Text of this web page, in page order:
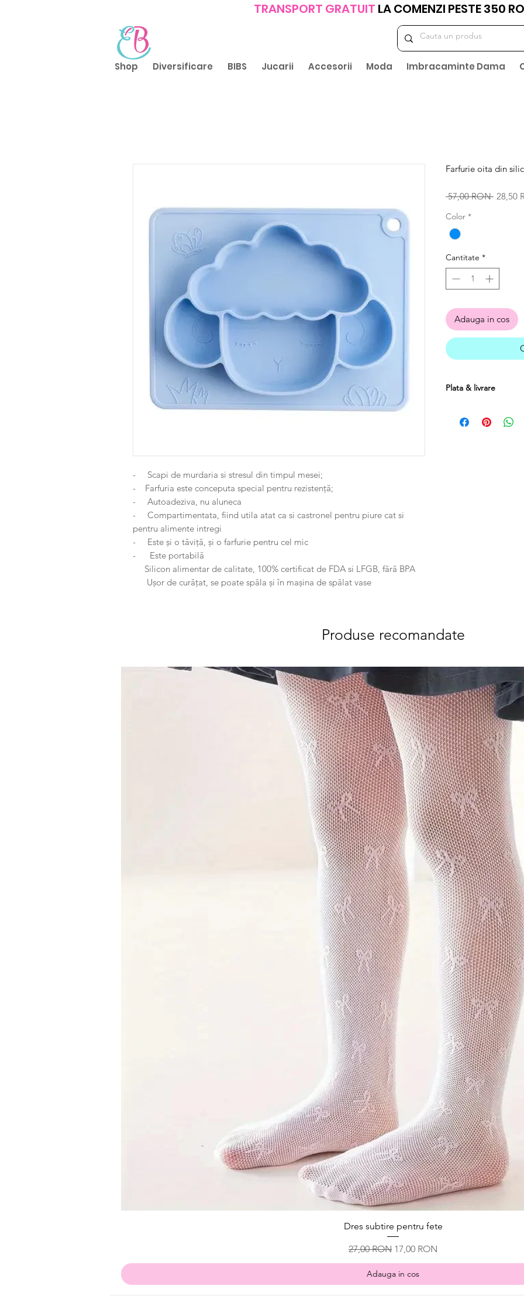
TRANSPORT GRATUIT LA COMENZI PESTE 350
Shop Diversificare BIBS Jucarii Accesorii Moda Imbracaminte Dama
- Scapi de murdaria si stresul din timpul mesei;
- Farfuria este conceputa special pentru rezistență;
- Autoadeziva, nu aluneca
- Compartimentata, fiind utila atat ca si castronel pentru piure cat si
pentru alimente intregi
- Este și o tăviță, și o farfurie pentru cel mic
- Este portabilă
Silicon alimentar de calitate, 100% certificat de FDA si LFGB, fără BPA
Ușor de curățat, se poate spăla și în mașina de spălat vase
Farfurie oita din
57,00 RON Preț
28,50
Color *
Cantitate *
Adauga in cos
Plata & livrare
ramburs.
Produse recomandate
Afișare rapidă
Dres subtire pentru fete
Preț normal
27,00 RON Preț redus
17,00 RON
Adauga in cos